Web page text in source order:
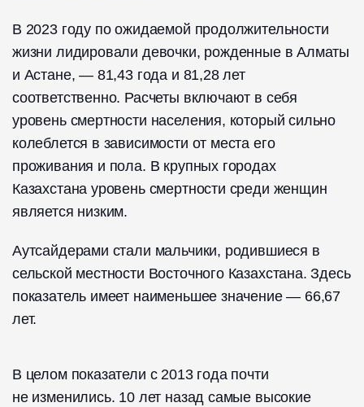
В 2023 году по ожидаемой продолжительности
жизни лидировали девочки, рожденные в Алматы
и Астане, — 81,43 года и 81,28 лет
соответственно. Расчеты включают в себя
уровень смертности населения, который сильно
колеблется в зависимости от места его
проживания и пола. В крупных городах
Казахстана уровень смертности среди женщин
является низким.
Аутсайдерами стали мальчики, родившиеся в
сельской местности Восточного Казахстана. Здесь
показатель имеет наименьшее значение — 66,67
лет.
В целом показатели с 2013 года почти
не изменились. 10 лет назад самые высокие